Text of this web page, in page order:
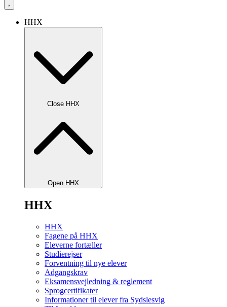
HHX
Close HHX
Open HHX
HHX
HHX
Fagene på HHX
Eleverne fortæller
Studierejser
Forventning til nye elever
Adgangskrav
Eksamensvejledning & reglement
Sprogcertifikater
Informationer til elever fra Sydslesvig